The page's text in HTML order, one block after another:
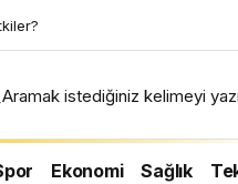
Aramak istediğiniz kelimeyi
Ekonomi Sağlık